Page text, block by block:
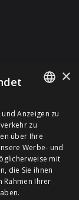
bleiben Sie
FRENCH
×
Anzeigen zu
zu
über Ihre
Werbe- und
mit
die Sie ihnen
Ihrer